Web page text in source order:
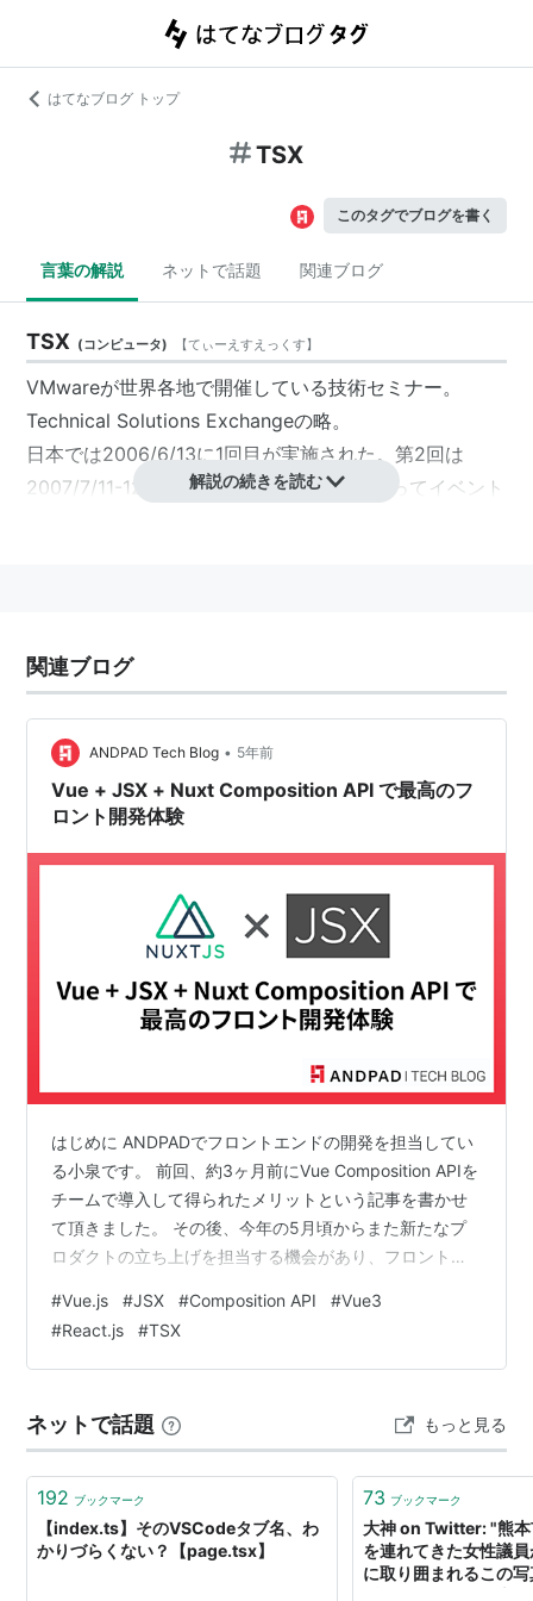
はてなブログ トップ
TSX
このタグでブログを書く
言葉の解説 ネットで話題 関連ブログ
TSX (コンピュータ) 【てぃーえすえっくす】
VMwareが世界各地で開催している技術セミナー。
Technical Solutions Exchangeの略。
日本では2006/6/13に1回目が実施された。第2回は
2007/7/11-12に実施。VCP取得者増加に伴ってイベント
解説の続きを読む
関連ブログ
ANDPAD Tech Blog • 5年前
Vue + JSX + Nuxt Composition API で最高のフ
ロント開発体験
はじめに ANDPADでフロントエンドの開発を担当してい
る小泉です。 前回、約3ヶ月前にVue Composition APIを
チームで導入して得られたメリットという記事を書かせ
て頂きました。 その後、今年の5月頃からまた新たなプ
ロダクトの立ち上げを担当する機会があり、フロントの
を使って書けること、かなり導入しやすくなっているこ
とを知りました。 そこで、Nuxt Composition API + TSX
という組み合わせを採用してみたところ、かなり使いや
はないかとさえ思い…
#Vue.js #JSX #Composition API #Vue3
#React.js #TSX
ネットで話題 もっと見る
192 ブックマーク
【index.ts】そのVSCodeタブ名、わ
かりづらくない？【page.tsx】
73 ブックマーク
大神 on Twitter: "熊
を連れてきた女性議
に取り囲まれるこの